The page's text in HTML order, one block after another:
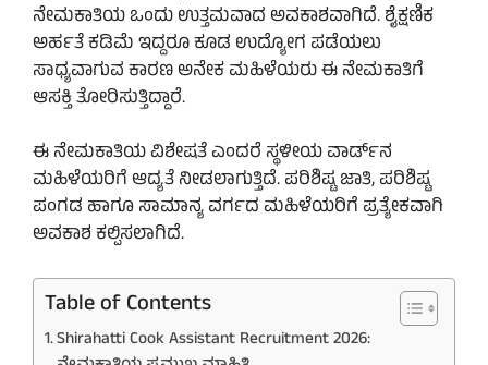
ನೇಮಕಾತಿಯ ಒಂದು ಉತ್ತಮವಾದ ಅವಕಾಶವಾಗಿದೆ. ಶೈಕ್ಷಣಿಕ
ಅರ್ಹತೆ ಕಡಿಮೆ ಇದ್ದರೂ ಕೂಡ ಉದ್ಯೋಗ ಪಡೆಯಲು
ಸಾಧ್ಯವಾಗುವ ಕಾರಣ ಅನೇಕ ಮಹಿಳೆಯರು ಈ ನೇಮಕಾತಿಗೆ
ಆಸಕ್ತಿ ತೋರಿಸುತ್ತಿದ್ದಾರೆ.
ಈ ನೇಮಕಾತಿಯ ವಿಶೇಷತೆ ಎಂದರೆ ಸ್ಥಳೀಯ ವಾರ್ಡ್‌ನ
ಮಹಿಳೆಯರಿಗೆ ಆದ್ಯತೆ ನೀಡಲಾಗುತ್ತಿದೆ. ಪರಿಶಿಷ್ಟ ಜಾತಿ, ಪರಿಶಿಷ್ಟ
ಪಂಗಡ ಹಾಗೂ ಸಾಮಾನ್ಯ ವರ್ಗದ ಮಹಿಳೆಯರಿಗೆ ಪ್ರತ್ಯೇಕವಾಗಿ
ಅವಕಾಶ ಕಲ್ಪಿಸಲಾಗಿದೆ.
Table of Contents
Shirahatti Cook Assistant Recruitment 2026: